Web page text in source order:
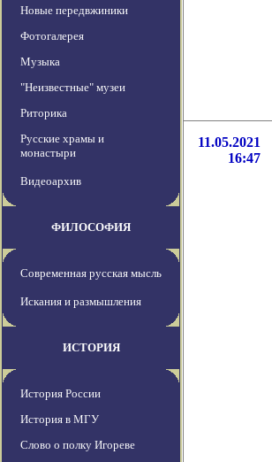
Новые передвжиники
Фотогалерея
Музыка
"Неизвестные" музеи
Риторика
Русские храмы и
монастыри
Видеоархив
ФИЛОСОФИЯ
Современная русская мысль
Искания и размышления
ИСТОРИЯ
История России
История в МГУ
Слово о полку Игореве
11.05.2021
16:47